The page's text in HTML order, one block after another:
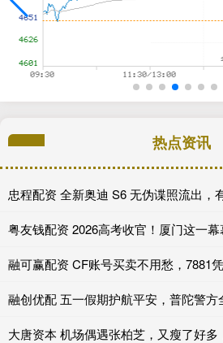
热点资讯
粤友钱配资 2026高考收官！厦门这一
融可赢配资 CF账号买卖不用愁，7881
融创优配 五一假期护航平安，普陀警